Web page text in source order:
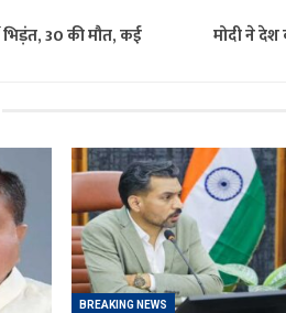
भिड़ंत, 30 की मौत, कई
मोदी ने देश
BREAKING NEWS